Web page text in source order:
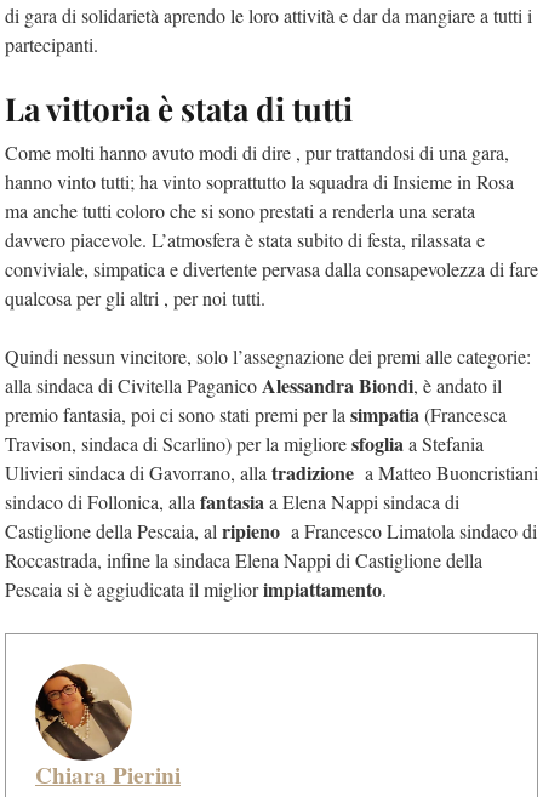
di gara di solidarietà aprendo le loro attività e dar da mangiare a tutti i
partecipanti.
La vittoria è stata di tutti
Come molti hanno avuto modi di dire , pur trattandosi di una gara,
hanno vinto tutti; ha vinto soprattutto la squadra di Insieme in Rosa
ma anche tutti coloro che si sono prestati a renderla una serata
davvero piacevole. L’atmosfera è stata subito di festa, rilassata e
conviviale, simpatica e divertente pervasa dalla consapevolezza di fare
qualcosa per gli altri , per noi tutti.
Quindi nessun vincitore, solo l’assegnazione dei premi alle categorie:
alla sindaca di Civitella PaganicoAlessandra Biondi, è andato il
premio fantasia, poi ci sono stati premi per la simpatia(Francesca
Travison, sindaca di Scarlino) per la miglioresfogliaa Stefania
Ulivieri sindaca di Gavorrano, alla tradizione a Matteo Buoncristiani
sindaco di Follonica, alla fantasiaa Elena Nappi sindaca di
Castiglione della Pescaia, al ripieno a Francesco Limatola sindaco di
Roccastrada, infine la sindaca Elena Nappi di Castiglione della
Pescaia si è aggiudicata il migliorimpiattamento.
Chiara Pierini